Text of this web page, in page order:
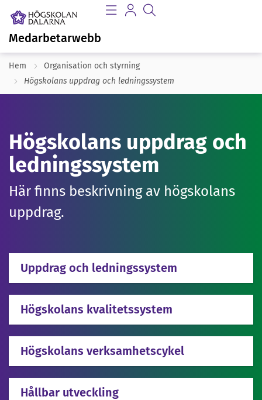
Medarbetarwebb
Hem
Organisation och styrning
Högskolans uppdrag och ledningssystem
Högskolans uppdrag och
ledningssystem
Här finns beskrivning av högskolans
uppdrag.
Uppdrag och ledningssystem
Högskolans kvalitetssystem
Högskolans verksamhetscykel
Hållbar utveckling